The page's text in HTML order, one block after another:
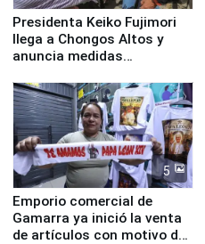
Presidenta Keiko Fujimori
llega a Chongos Altos y
anuncia medidas
educación, salud y empleo
5
Emporio comercial de
Gamarra ya inició la venta
de artículos con motivo de